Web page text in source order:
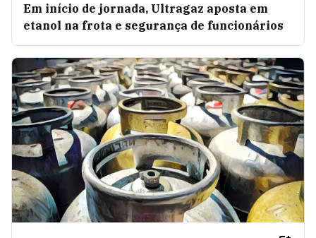
Em início de jornada, Ultragaz aposta em
etanol na frota e segurança de funcionários